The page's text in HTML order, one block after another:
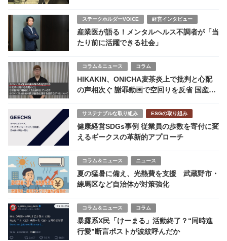
ステークホルダーVOICE 経営インタビュー
産業医が語る！メンタルヘルス不調者が「当
たり前に活躍できる社会」
コラム＆ニュース コラム
HIKAKIN、ONICHA麦茶炎上で批判と心配
の声相次ぐ 謝罪動画で空回りを反省 国産大
サステナブルな取り組み ESGの取り組み
健康経営SDGs事例 従業員の歩数を寄付に変
えるギークスの革新的アプローチ
コラム＆ニュース ニュース
夏の猛暑に備え、光熱費を支援 武蔵野市・
練馬区など自治体が対策強化
コラム＆ニュース コラム
暴露系X民「けーまる」活動終了？“同時進
行愛”断言ポストが波紋呼んだか